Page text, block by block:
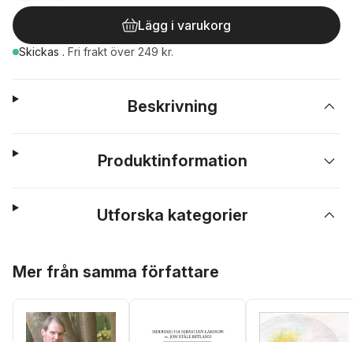
Lägg i varukorg
Skickas . Fri frakt över 249 kr.
Beskrivning
Produktinformation
Utforska kategorier
Mer från samma författare